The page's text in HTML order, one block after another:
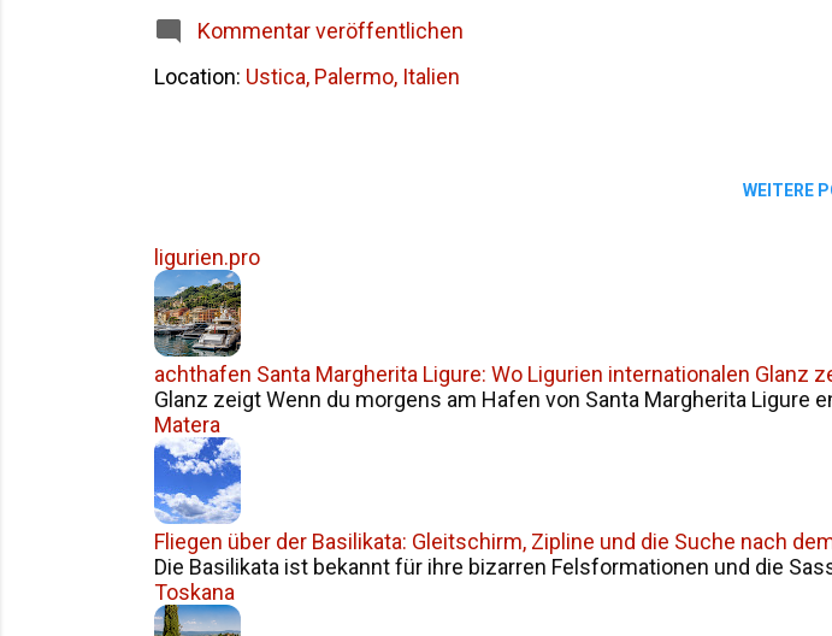
Stunden, je nach Verbindung. Der Standort des
Kommentar veröffentlichen
Location: Ustica, Palermo, Italien
WEITERE
ligurien.pro
achthafen Santa Margherita Ligure: Wo Ligurien internationalen Glanz
Glanz zeigt Wenn du morgens am Hafen von Santa Margherita Ligure
Matera
Fliegen über der Basilikata: Gleitschirm, Zipline und die Suche nach
Die Basilikata ist bekannt für ihre bizarren Felsformationen und die
Toskana